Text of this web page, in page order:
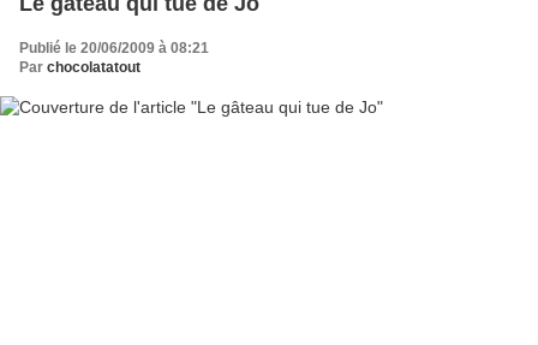
Publié le 20/06/2009 à 08:21
Par chocolatatout